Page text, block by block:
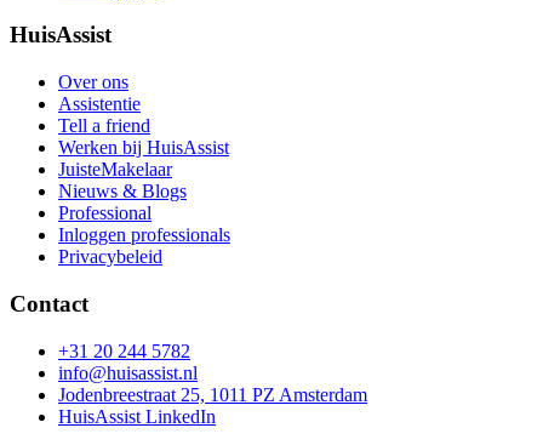
HuisAssist
Over ons
Assistentie
Tell a friend
Werken bij HuisAssist
JuisteMakelaar
Nieuws & Blogs
Professional
Inloggen professionals
Privacybeleid
Contact
+31 20 244 5782
info@huisassist.nl
Jodenbreestraat 25, 1011 PZ Amsterdam
HuisAssist LinkedIn